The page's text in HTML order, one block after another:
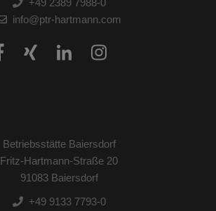
+49 2389 7988-0
info@ptr-hartmann.com
Betriebsstätte Baiersdorf
Fritz-Hartmann-Straße 20
91083 Baiersdorf
+49 9133 7793-0